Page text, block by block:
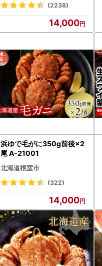
(2238)
14,000
浜ゆで毛がに350g前後×2
尾 A-21001
北海道根室市
(322)
14,000